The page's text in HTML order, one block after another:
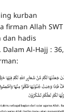
kurban
firman Allah SWT
dan hadis
Dalam Al-Hajj : 36,